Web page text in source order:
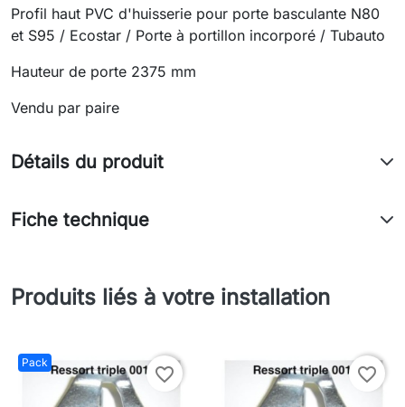
Profil haut PVC d'huisserie pour porte basculante N80
et S95 / Ecostar / Porte à portillon incorporé / Tubauto
Hauteur de porte 2375 mm
Vendu par paire
Détails du produit
Fiche technique
Produits liés à votre installation
Pack
favorite_border favorite_border